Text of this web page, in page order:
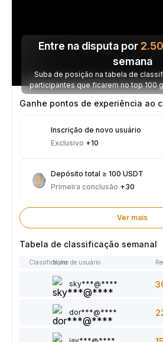
Entre na disputa por
semana
Suba de posição na tabela de
participantes que ficarem no top 100
prêmio de 2.500 USDT
Ganhe pontos de experiência ao
Inscrição de novo usuário
Exclusivo +10
Depósito total ≥ 100 USDT
Primeira conclusão +30
Ver mais
Tabela de classificação semanal
ClassificaçãoNome de usuário
sky***@****
dor***@****